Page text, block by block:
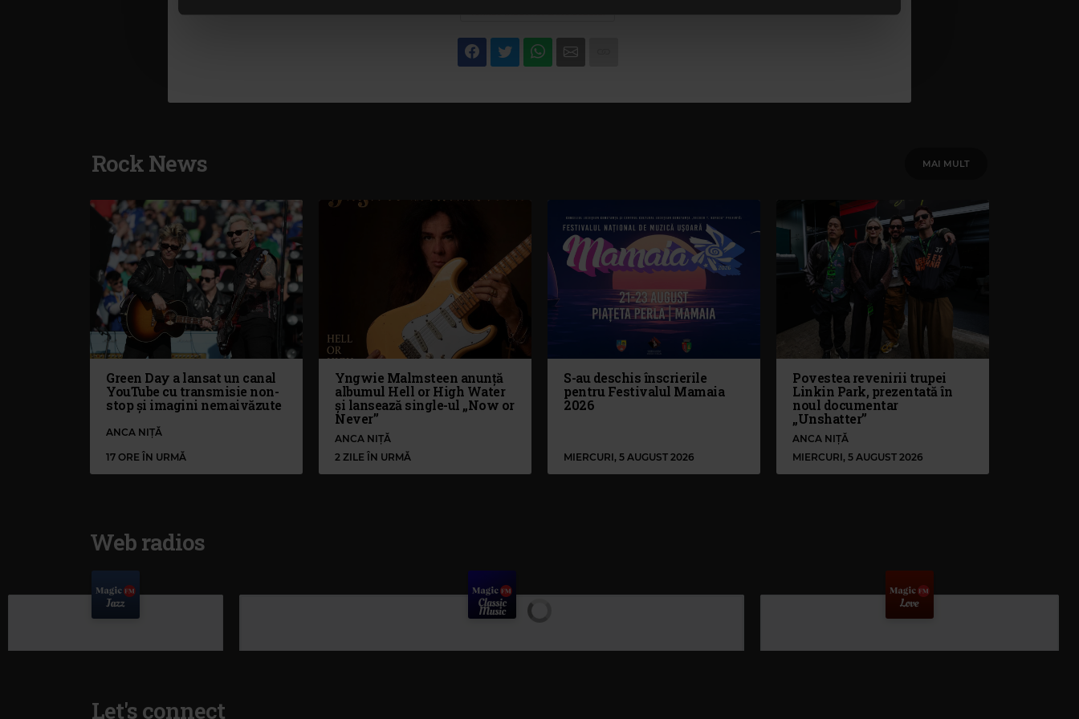
Rock News MAI MULT
Green Day a lansat un canal
YouTube cu transmisie non-
stop și imagini nemaivăzute
ANCA NIȚĂ
17 ORE ÎN URMĂ
Yngwie Malmsteen anunță
albumul Hell or High Water
și lansează single-ul „Now or
Never”
ANCA NIȚĂ
2 ZILE ÎN URMĂ
S-au deschis înscrierile
pentru Festivalul Mamaia
2026
MIERCURI, 5 AUGUST 2026
Povestea revenirii trupei
Linkin Park, prezentată în
noul documentar
„Unshatter”
ANCA NIȚĂ
MIERCURI, 5 AUGUST 2026
Web radios
Let's connect